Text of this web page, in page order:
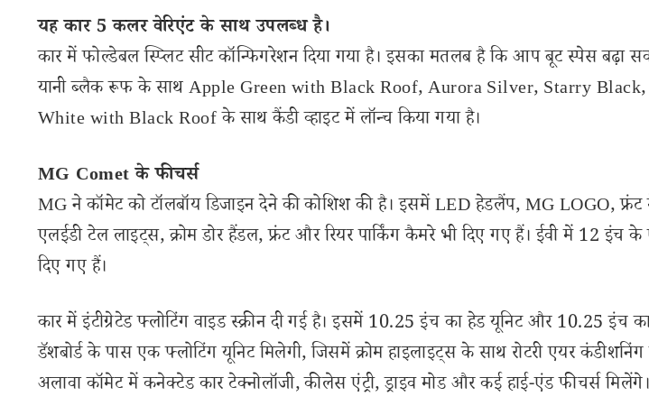
यह कार 5 कलर वेरिएंट के साथ उपलब्ध है।
कार में फोल्डेबल स्प्लिट सीट कॉन्फिगरेशन दिया गया है। इसका मतलब है कि आप बूट स्पेस
यानी ब्लैक रूफ के साथ Apple Green with Black Roof, Aurora Silver, Starry
White with Black Roof के साथ कैंडी व्हाइट में लॉन्च किया गया है।
MG Comet के फीचर्स
MG ने कॉमेट को टॉलबॉय डिजाइन देने की कोशिश की है। इसमें LED हेडलैंप, MG LOGO, फ्रंट
एलईडी टेल लाइट्स, क्रोम डोर हैंडल, फ्रंट और रियर पार्किंग कैमरे भी दिए गए हैं। ईवी में 12 इंच के
दिए गए हैं।
कार में इंटीग्रेटेड फ्लोटिंग वाइड स्क्रीन दी गई है। इसमें 10.25 इंच का हेड यूनिट और 10.25 इंच
डॅशबोर्ड के पास एक फ्लोटिंग यूनिट मिलेगी, जिसमें क्रोम हाइलाइट्स के साथ रोटरी एयर
अलावा कॉमेट में कनेक्टेड कार टेक्नोलॉजी, कीलेस एंट्री, ड्राइव मोड और कई हाई-एंड फीचर्स मिलेंगे।